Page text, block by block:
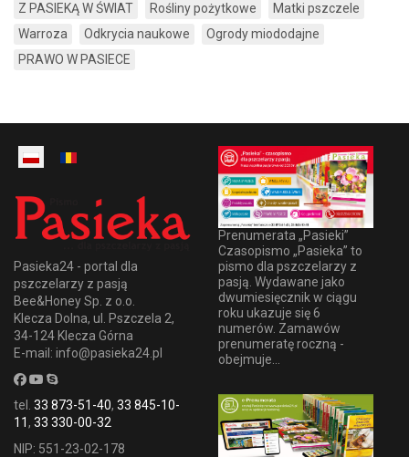
Z PASIEKĄ W ŚWIAT
Rośliny pożytkowe
Matki pszczele
Warroza
Odkrycia naukowe
Ogrody miododajne
PRAWO W PASIECE
Pasieka24 - portal dla
pszczelarzy z pasją
Bee&Honey Sp. z o.o.
Klecza Dolna, ul. Pszczela 2,
34-124 Klecza Górna
E-mail: info@pasieka24.pl
tel. 33 873-51-40, 33 845-10-
11, 33 330-00-32
NIP: 551-23-02-178
Prenumerata „Pasieki”
Czasopismo „Pasieka” to
pismo dla pszczelarzy z
pasją. Wydawane jako
dwumiesięcznik w ciągu
roku ukazuje się 6
numerów. Zamawów
prenumeratę roczną -
obejmuje...